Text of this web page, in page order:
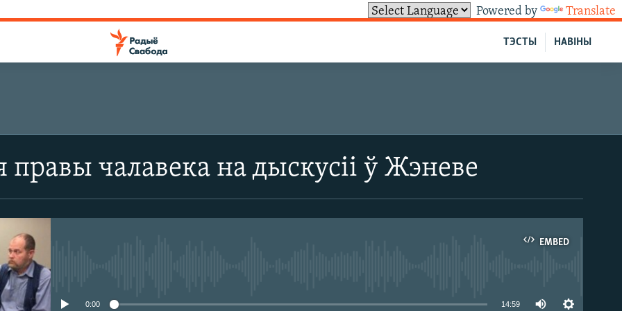
Powered by Translate
НАВІНЫ
ТЭСТЫ
правы чалавека на дыскусіі ў Жэневе
EMBED
0:00 14:59